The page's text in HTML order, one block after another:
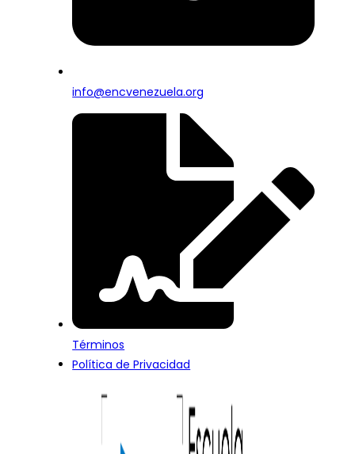
info@encvenezuela.org
Términos
Política de Privacidad